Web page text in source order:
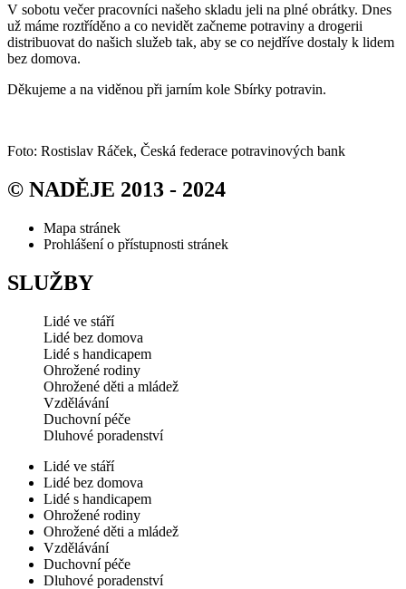
V sobotu večer pracovníci našeho skladu jeli na plné obrátky. Dnes
už máme roztříděno a co nevidět začneme potraviny a drogerii
distribuovat do našich služeb tak, aby se co nejdříve dostaly k lidem
bez domova.
Děkujeme a na viděnou při jarním kole Sbírky potravin.
Foto: Rostislav Ráček, Česká federace potravinových bank
© NADĚJE 2013 - 2024
Mapa stránek
Prohlášení o přístupnosti stránek
SLUŽBY
Lidé ve stáří
Lidé bez domova
Lidé s handicapem
Ohrožené rodiny
Ohrožené děti a mládež
Vzdělávání
Duchovní péče
Dluhové poradenství
Lidé ve stáří
Lidé bez domova
Lidé s handicapem
Ohrožené rodiny
Ohrožené děti a mládež
Vzdělávání
Duchovní péče
Dluhové poradenství